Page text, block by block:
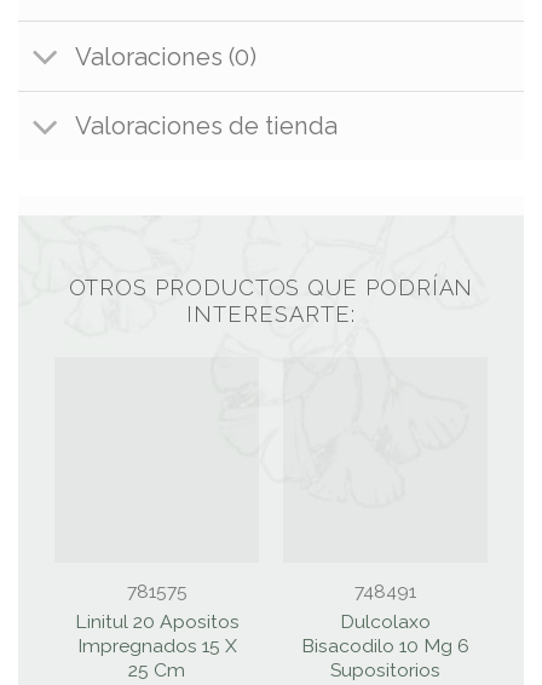
Valoraciones (0)
Valoraciones de tienda
OTROS PRODUCTOS QUE PODRÍAN
INTERESARTE:
781575
Linitul 20 Apositos
Impregnados 15 X
25 Cm
748491
Dulcolaxo
Bisacodilo 10 Mg 6
Supositorios